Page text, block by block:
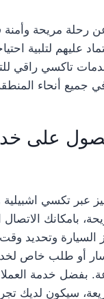
رحلة مريحة
عليهم لتلبية
تاكسي راقي
جميع أنحاء
على
عبر تكسي اشبيلية
بامكانك الاتصال
لحجز السيارة وتحديد
أو طلب خاص
بفضل خدمة
سيكون لديك